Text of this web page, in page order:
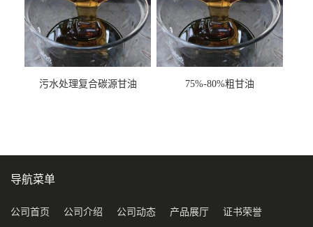
污水处理复合碳源甘油
75%-80%粗甘油
导航菜单
公司首页 公司介绍 公司动态 产品展厅 证书荣誉